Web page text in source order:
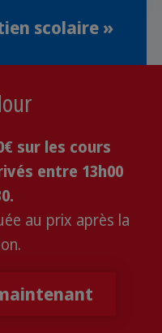
scolaire »
sur les cours
entre 13h00
au prix après la